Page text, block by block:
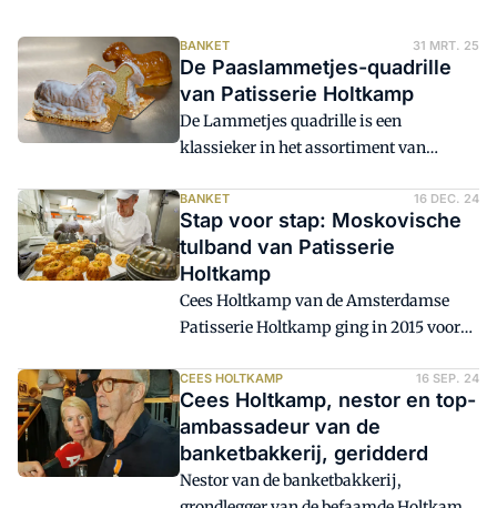
BANKET 31 MRT. 25
De Paaslammetjes-quadrille
van Patisserie Holtkamp
De Lammetjes quadrille is een
klassieker in het assortiment van
rijkgevulde luxe cakebeslag wordt alleen
met Pasen gemaakt, klanten komen er
speciaal voor naar de winkel. Ieder jaar
gaan er zo'n honderd Lammeren over de
toonbank.
BANKET 16 DEC. 24
Stap voor stap: Moskovische
tulband van Patisserie
Holtkamp
Cees Holtkamp van de Amsterdamse
Patisserie Holtkamp ging in 2015 voor
Moskovisch beslag. Dat mag in de
banketbakkerij wel een 'vergeten recept'
worden genoemd. Zo niet bij Holtkamp.
Daar staat het rond Kerstmis steevast op
de kaart. Remco van Beek stond Cees
CEES HOLTKAMP 16 SEP. 24
Cees Holtkamp, nestor en top-
ambassadeur van de
banketbakkerij, geridderd
Nestor van de banketbakkerij,